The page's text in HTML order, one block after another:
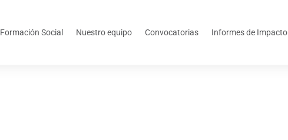
Formación Social Nuestro equipo Convocatorias Informes de Impacto